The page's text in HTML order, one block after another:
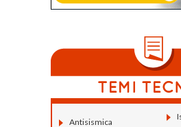
Antisismica